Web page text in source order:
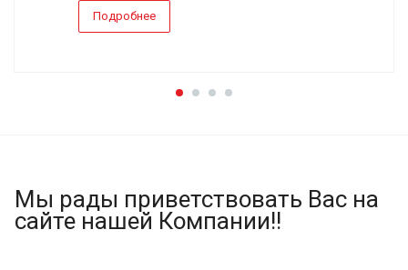
Подробнее
Мы рады приветствовать Вас на
сайте нашей Компании!!